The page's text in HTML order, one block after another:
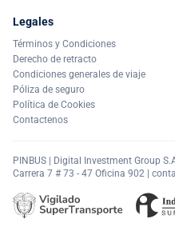
Legales
Términos y Condiciones
Derecho de retracto
Condiciones generales de viaje
Póliza de seguro
Política de Cookies
Contactenos
PINBUS | Digital Investment Group
Carrera 7 # 73 - 47 Oficina 902 |